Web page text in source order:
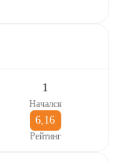
1
Начался
6,16
Рейтинг